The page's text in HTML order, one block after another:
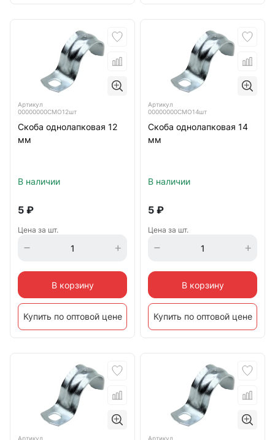
Артикул
00000000СМО12шт
Скоба однолапковая 12
мм
В наличии
5 ₽
Цена за шт.
В корзину
Купить по оптовой цене
Артикул
00000000СМО14шт
Скоба однолапковая 14
мм
В наличии
5 ₽
Цена за шт.
В корзину
Купить по оптовой цене
Артикул Артикул